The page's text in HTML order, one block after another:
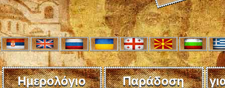
Ημερολόγιο Παράδοση